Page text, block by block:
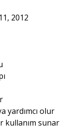
2012
yardımcı olur
kullanım sunar